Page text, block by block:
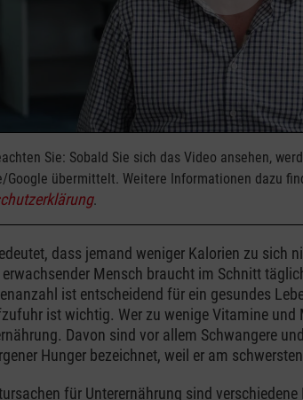
Sie: Sobald Sie sich das Video ansehen,
Google übermittelt. Weitere Informationen dazu
.
dass jemand weniger Kalorien zu sich
Mensch braucht im Schnitt
ist entscheidend für ein gesundes
ist wichtig. Wer zu wenige Vitamine
Davon sind vor allem Schwangere
Hunger bezeichnet, weil er am
für Unterernährung sind